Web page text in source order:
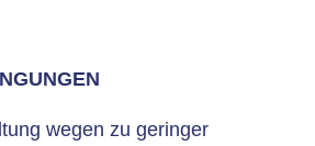
wegen zu geringer